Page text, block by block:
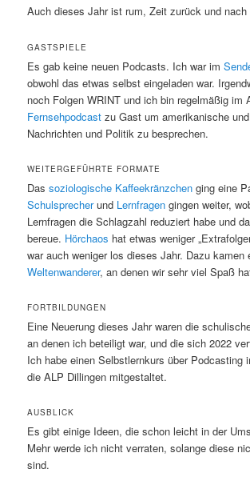
Auch dieses Jahr ist rum, Zeit zurück und
GASTSPIELE
Es gab keine neuen Podcasts. Ich war im
obwohl das etwas selbst eingeladen war.
noch Folgen WRINT und ich bin regelmäßig im
Fernsehpodcast zu Gast um amerikanische
Nachrichten und Politik zu besprechen.
WEITERGEFÜHRTE FORMATE
Dassoziologische Kaffeekränzchen ging eine
Schulsprecherund Lernfragen gingen weiter,
Lernfragen die Schlagzahl reduziert habe und
bereue. Hörchaos hat etwas weniger
war auch weniger los dieses Jahr. Dazu kamen
Weltenwanderer, an denen wir sehr viel Spaß
FORTBILDUNGEN
Eine Neuerung dieses Jahr waren die
an denen ich beteiligt war, und die sich 2022
Ich habe einen Selbstlernkurs über Podcasting
die ALP Dillingen mitgestaltet.
AUSBLICK
Es gibt einige Ideen, die schon leicht in der
Mehr werde ich nicht verraten, solange diese
sind.